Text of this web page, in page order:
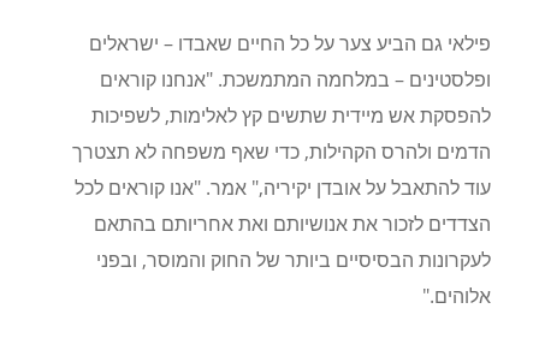
פילאי גם הביע צער על כל החיים שאבדו – ישראלים
ופלסטינים – במלחמה המתמשכת. "אנחנו קוראים
להפסקת אש מיידית שתשים קץ לאלימות, לשפיכות
הדמים ולהרס הקהילות, כדי שאף משפחה לא תצטרך
עוד להתאבל על אובדן יקיריה," אמר. "אנו קוראים לכל
הצדדים לזכור את אנושיותם ואת אחריותם בהתאם
לעקרונות הבסיסיים ביותר של החוק והמוסר, ובפני
אלוהים."